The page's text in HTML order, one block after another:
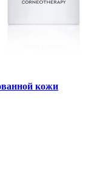
кожи